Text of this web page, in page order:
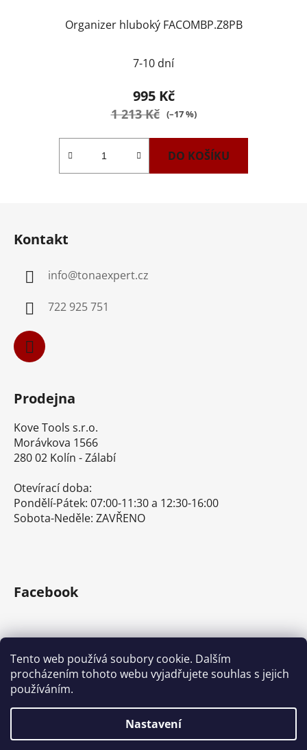
Tento web používá soubory cookie. Dalším
procházením tohoto webu vyjadřujete souhlas s jejich
používáním.
Nastavení
Organizer hluboký FACOMBP.Z8PB
7-10 dní
995 Kč
1 213 Kč (–17 %)
DO KOŠÍKU
Kontakt
info@tonaexpert.cz
722 925 751
Prodejna
Kove Tools s.r.o.
Morávkova 1566
280 02 Kolín - Zálabí
Otevírací doba:
Pondělí-Pátek: 07:00-11:30 a 12:30-16:00
Sobota-Neděle: ZAVŘENO
Facebook
E-shop s ručním nářadím
Kove Tools s.r.o.